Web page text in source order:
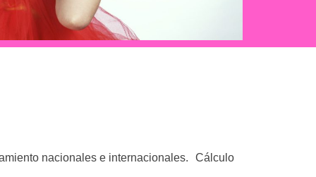
nacionales e internacionales. Cálculo